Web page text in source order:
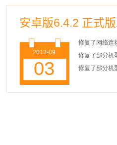
安卓版6.4.2 正式
2013-09
03
修复了网络连
修复了部分机
修复了部分机